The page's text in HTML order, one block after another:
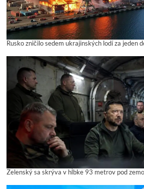
Rusko zničilo sedem ukrajinských lodí za jeden
Zelenský sa skrýva v hĺbke 93 metrov pod